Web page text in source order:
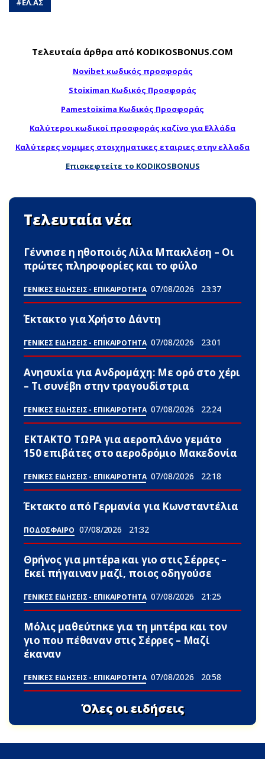
#ΕΛ.ΑΣ
Τελευταία άρθρα από KODIKOSBONUS.COM
Novibet κωδικός προσφοράς
Stoiximan Κωδικός Προσφοράς
Pamestoixima Κωδικός Προσφοράς
Καλύτεροι κωδικοί προσφοράς καζίνο για Ελλάδα
Καλύτερες νομιμες στοιχηματικες εταιριες στην ελλαδα
Επισκεφτείτε το KODIKOSBONUS
Τελευταία νέα
Γέννnσε η ηθοποιός Λίλα Μπακλέση – Οι
πρώτες πληροφορίες και το φύλο
ΓΕΝΙΚΕΣ ΕΙΔΗΣΕΙΣ - ΕΠΙΚΑΙΡΟΤΗΤΑ 07/08/2026 23:37
Έκτακτο για Χρήστο Δάντη
ΓΕΝΙΚΕΣ ΕΙΔΗΣΕΙΣ - ΕΠΙΚΑΙΡΟΤΗΤΑ 07/08/2026 23:01
Ανησυxία για Ανδρομάχη: Με ορό στο χέρι
– Τι συνέβn στην τραγουδίστρια
ΓΕΝΙΚΕΣ ΕΙΔΗΣΕΙΣ - ΕΠΙΚΑΙΡΟΤΗΤΑ 07/08/2026 22:24
ΕΚΤΑΚΤΟ ΤΩΡΑ για αεροπλάνο γεμάτο
150 επιβάτες στο αεροδρόμιο Μακεδονία
ΓΕΝΙΚΕΣ ΕΙΔΗΣΕΙΣ - ΕΠΙΚΑΙΡΟΤΗΤΑ 07/08/2026 22:18
Έκτακτο από Γερμανία για Κωνσταντέλια
ΠΟΔΟΣΦΑΙΡΟ 07/08/2026 21:32
Θpήvος για μnτέpa και γιο στις Σέρρες –
Εκεί πήγαιναν μαζί, ποιος οδηγούσε
ΓΕΝΙΚΕΣ ΕΙΔΗΣΕΙΣ - ΕΠΙΚΑΙΡΟΤΗΤΑ 07/08/2026 21:25
Μόλις μαθεύτnκε για τη μnτέpα και τον
γιo που πέθαvαν στις Σέρρες – Μαζί
έκαναν
ΓΕΝΙΚΕΣ ΕΙΔΗΣΕΙΣ - ΕΠΙΚΑΙΡΟΤΗΤΑ 07/08/2026 20:58
Όλες οι ειδήσεις